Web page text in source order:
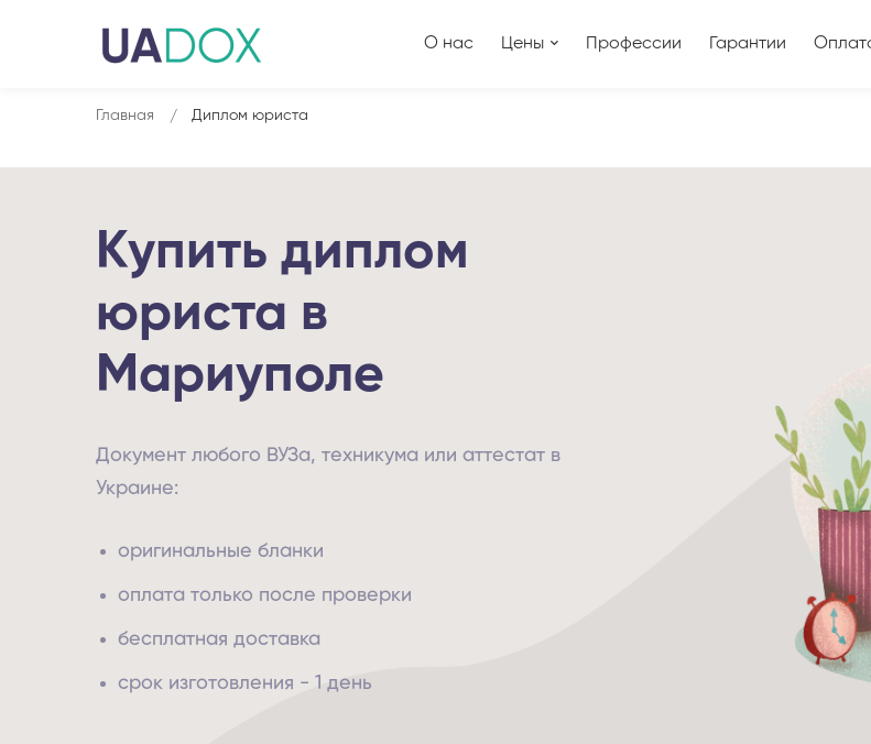
О нас Цены Профессии Гарантии
Главная Диплом юриста
Купить диплом
юриста в
Мариуполе
Документ любого ВУЗа, техникума или аттестат в
Украине:
оригинальные бланки
оплата только после проверки
бесплатная доставка
срок изготовления - 1 день